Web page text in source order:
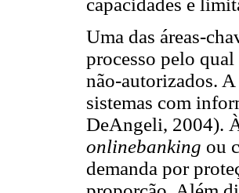
capacidades e
Uma das áreas-
processo pelo
não-autorizados.
sistemas com
DeAngeli, 2004).
onlinebanking ou
demanda por